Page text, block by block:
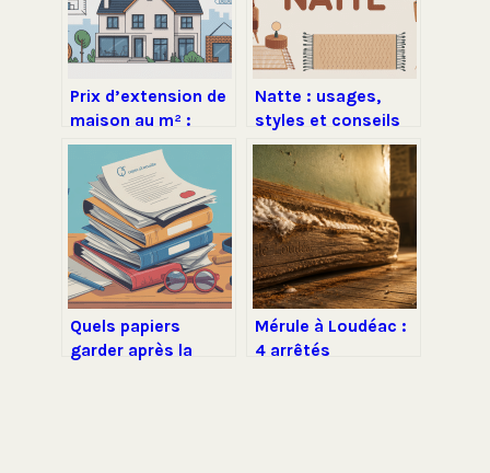
Prix d’extension de
maison au m² :
budgets, écarts et
exemples concrets
Natte : usages,
styles et conseils
pour bien la choisir
Quels papiers
garder après la
Mérule à Loudéac :
4 arrêtés